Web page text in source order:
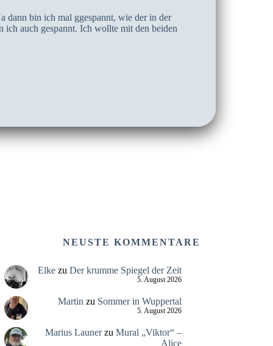
dann bin ich mal ggespannt, wie der in der
ich auch gespannt. Ich wollte mit den beiden
NEUSTE KOMMENTARE
Elkezu Der krumme Spiegel der Zeit
5. August 2026
Martin zu Sommer in Wuppertal
5. August 2026
Marius Launerzu Mural „Viktor“ –
Alice